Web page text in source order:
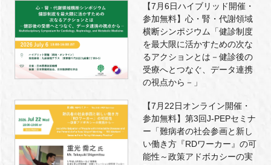
【7月6日ハイブリッド開催・
参加無料】心・腎・代謝領域
横断シンポジウム「健診制度
を最大限に活かすための次な
るアクションとは－健診後の
受療へとつなぐ、データ連携
の視点から－」
【7月22日オンライン開催・
参加無料】第3回J-PEPセミナ
ー「難病者の社会参画と新し
い働き方『RDワーカー』の可
能性～政策アドボカシーの実